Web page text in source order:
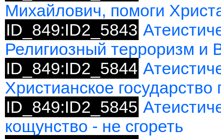
Михайлович, помоги
ID_849:ID2_5843
Религиозный терроризм и
ID_849:ID2_5844
Христианское государство
ID_849:ID2_5845
кощунство - не сгореть